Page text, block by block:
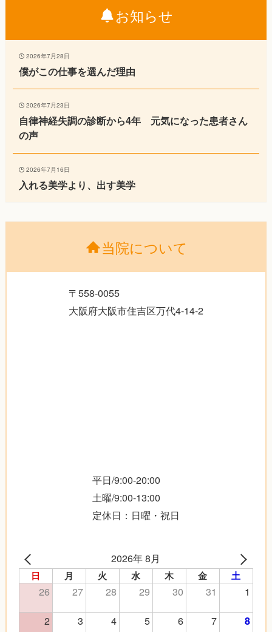
お知らせ
2026年7月28日
僕がこの仕事を選んだ理由
2026年7月23日
自律神経失調の診断から4年 元気になった患者さん
の声
2026年7月16日
入れる美学より、出す美学
当院について
〒558-0055
大阪府大阪市住吉区万代4-14-2
平日/9:00-20:00
土曜/9:00-13:00
定休日：日曜・祝日
2026年 8月
日 月 火 水 木 金 土
26 27 28 29 30 31
1
2
3 4 5 6 7 8